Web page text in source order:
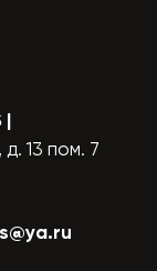
|
13 пом. 7